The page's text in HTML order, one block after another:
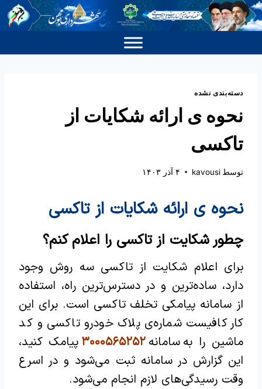
دسته‌بندی نشده
نحوه ی ارائه شکایات از
تاکسی
توسط kavousi ۴ آذر ۱۴۰۳
نحوه ی ارائه شکایات از تاکسی
چطور شکایت از تاکسی را اعلام کنم؟
برای اعلام شکایت از تاکسی سه روش وجود
دارد، ساده‌ترین و در دسترس‌ترین راه، استفاده
از سامانه پیامکی تخلف تاکسی است. برای این
کار کافیست شماره‌ی پلاک خودرو تاکسی و کد
ماشین را به سامانه ۳۰۰۰۵۶۵۲۵۲ پیامک کنید،
این گزارش در سامانه ثبت می‌شود و در اسرع
وقت رسیدگی‌های لازم انجام می‌شود.